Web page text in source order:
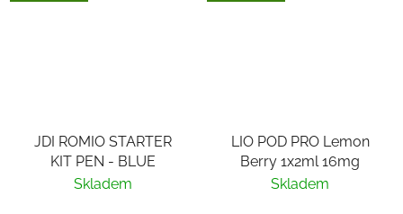
JDI ROMIO STARTER
KIT PEN - BLUE
Skladem
LIO POD PRO Lemon
Berry 1x2ml 16mg
Skladem